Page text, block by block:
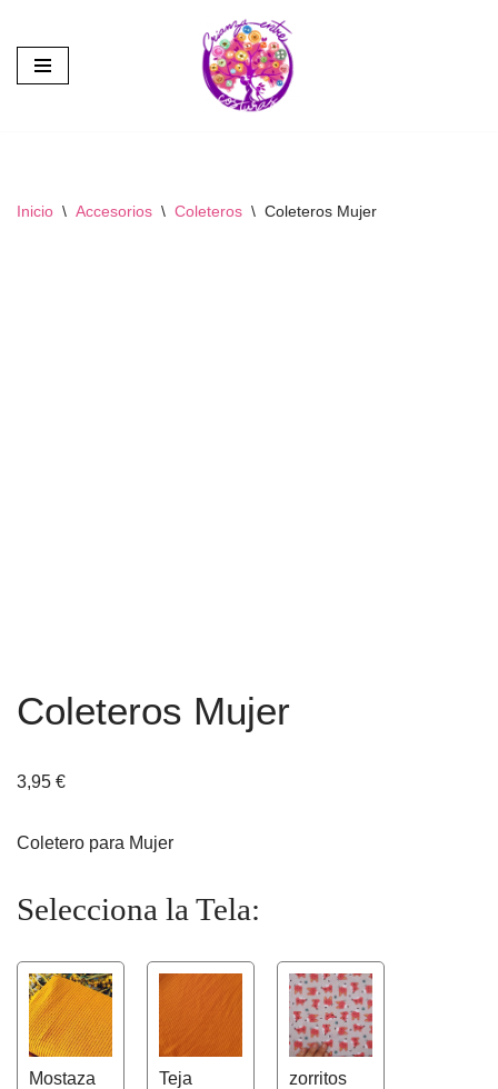
Saltar
al
Inicio \ Accesorios \ Coleteros \ Coleteros Mujer
Coleteros Mujer
3,95 €
Coletero para Mujer
Selecciona la Tela:
Mostaza Teja zorritos